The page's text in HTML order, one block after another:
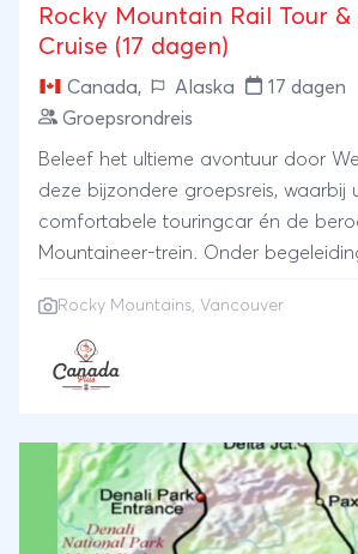
Rocky Mountain Rail Tour &
Cruise (17 dagen)
Canada, Alaska
17 dagen
Groepsrondreis
Beleef het ultieme avontuur door
deze bijzondere groepsreis, waarbij
comfortabele touringcar én de
Mountaineer-trein. Onder
natuur van Alberta's nationale
vervolgens per luxe trein dwars door
Mountains richting de kuststad
schip voor een prachtige reis langs
groene kust van British Columbia
Alaska en weer terug door de
Passage. Een unieke combinatie
Rocky Mountains, Vancouver